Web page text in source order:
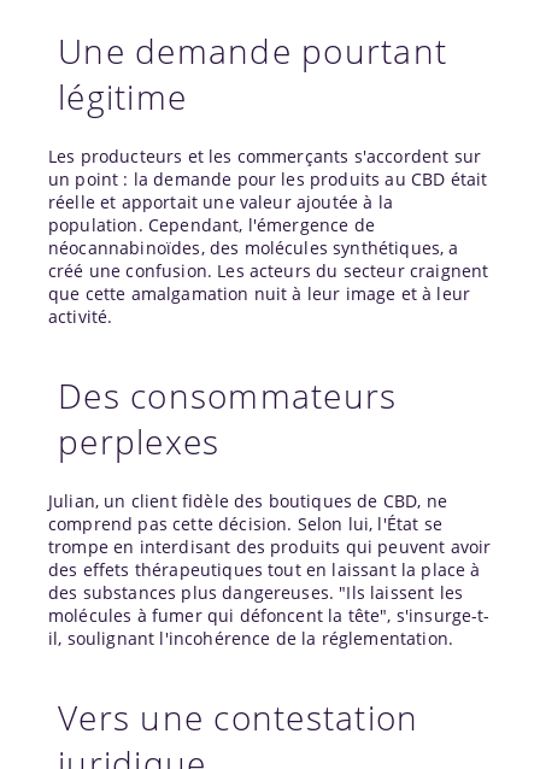
Une demande pourtant
légitime
Les producteurs et les commerçants s'accordent sur
un point : la demande pour les produits au CBD était
réelle et apportait une valeur ajoutée à la
population. Cependant, l'émergence de
néocannabinoïdes, des molécules synthétiques, a
créé une confusion. Les acteurs du secteur craignent
que cette amalgamation nuit à leur image et à leur
activité.
Des consommateurs
perplexes
Julian, un client fidèle des boutiques de CBD, ne
comprend pas cette décision. Selon lui, l'État se
trompe en interdisant des produits qui peuvent avoir
des effets thérapeutiques tout en laissant la place à
des substances plus dangereuses. "Ils laissent les
molécules à fumer qui défoncent la tête", s'insurge-t-
il, soulignant l'incohérence de la réglementation.
Vers une contestation